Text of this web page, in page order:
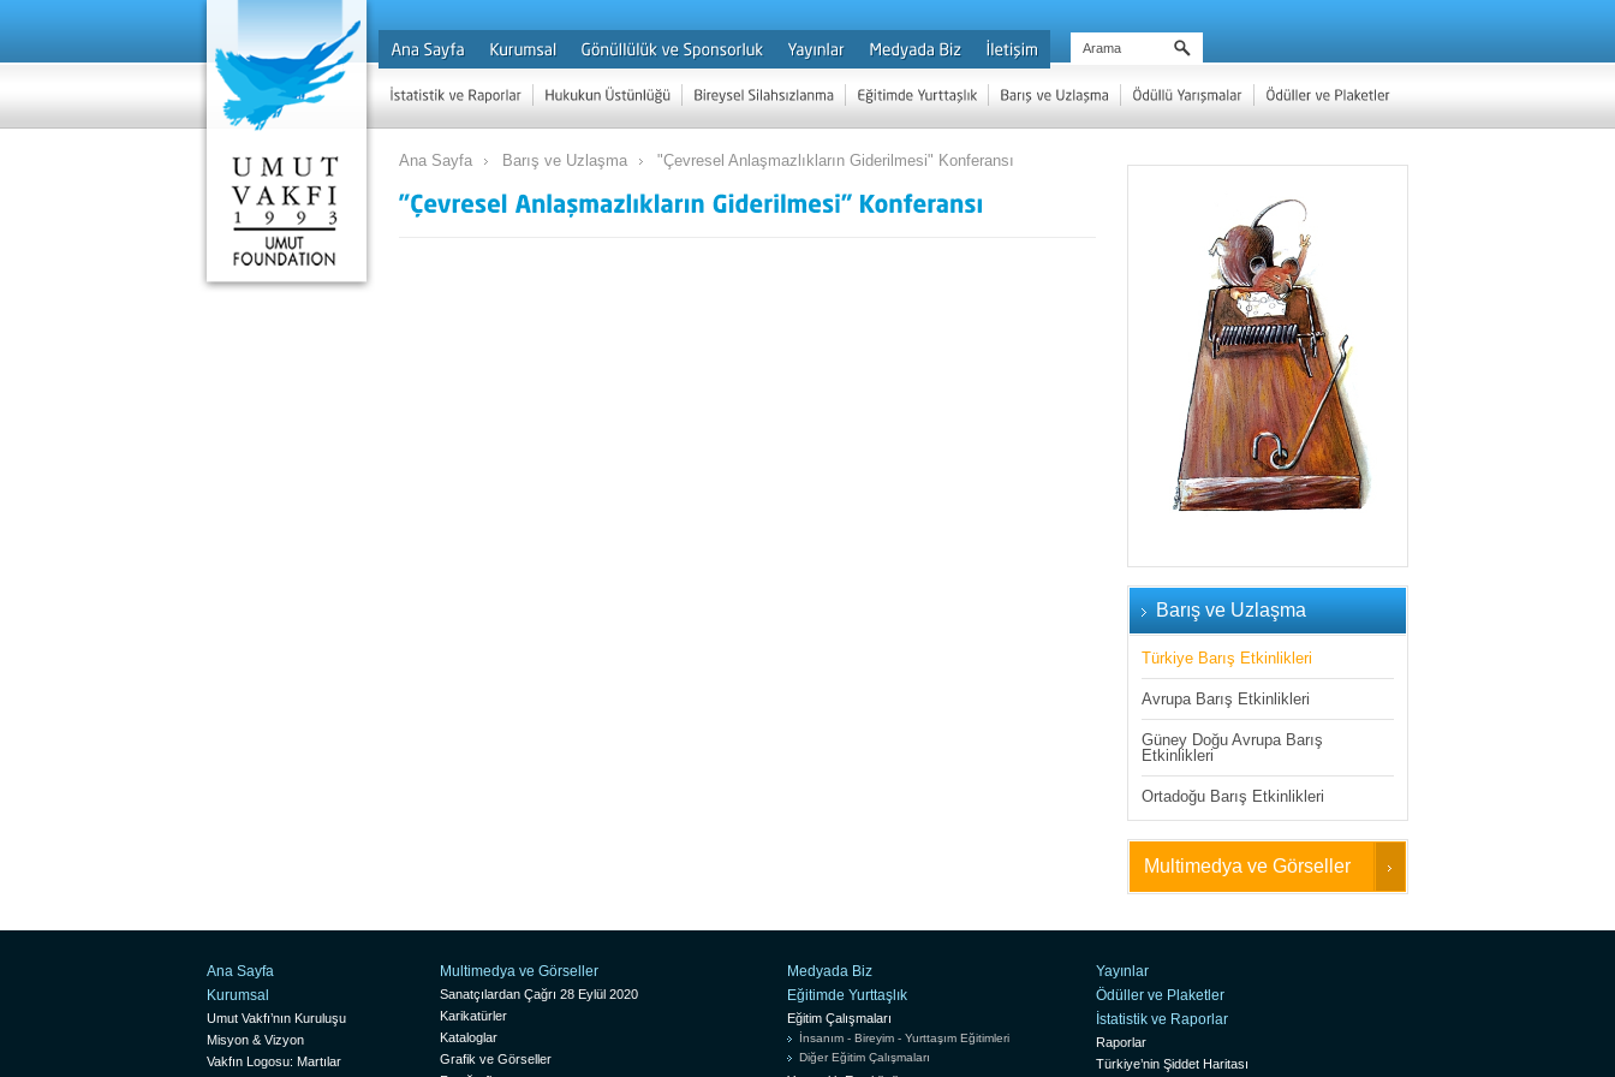
Ana Sayfa Barış ve Uzlaşma "Çevresel Anlaşmazlıkların Giderilmesi" Konferansı
Barış ve Uzlaşma
Türkiye Barış Etkinlikleri
Avrupa Barış Etkinlikleri
Güney Doğu Avrupa Barış
Etkinlikleri
Ortadoğu Barış Etkinlikleri
Multimedya ve Görseller
Ana Sayfa
Kurumsal
Umut Vakfı’nın Kuruluşu
Misyon & Vizyon
Vakfın Logosu: Martılar
Multimedya ve Görseller
Sanatçılardan Çağrı 28 Eylül 2020
Karikatürler
Kataloglar
Grafik ve Görseller
Medyada Biz
Eğitimde Yurttaşlık
Eğitim Çalışmaları
İnsanım - Bireyim - Yurttaşım Eğitimleri
Diğer Eğitim Çalışmaları
Yayınlar
Ödüller ve Plaketler
İstatistik ve Raporlar
Raporlar
Türkiye’nin Şiddet Haritası